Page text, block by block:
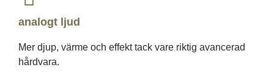
analogt ljud
Mer djup, värme och effekt tack vare riktig avancerad
hårdvara.